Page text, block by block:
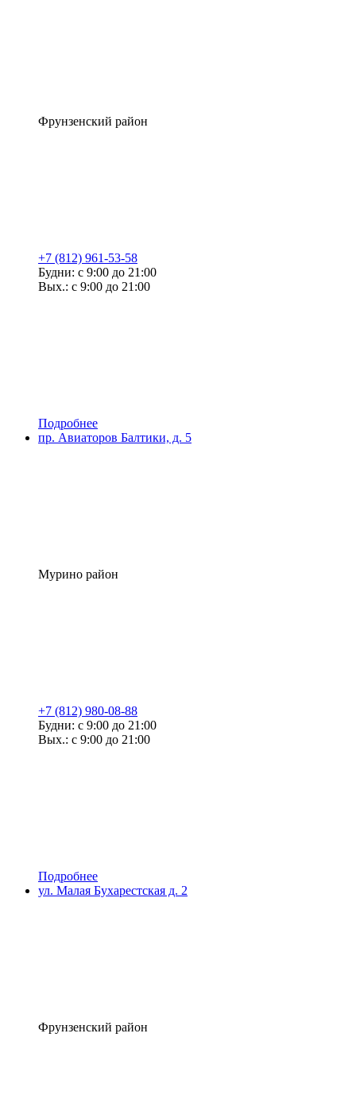
Фрунзенский район
+7 (812) 961-53-58
Будни: с 9:00 до 21:00
Вых.: с 9:00 до 21:00
Подробнее
пр. Авиаторов Балтики, д. 5
Мурино район
+7 (812) 980-08-88
Будни: с 9:00 до 21:00
Вых.: с 9:00 до 21:00
Подробнее
ул. Малая Бухарестская д. 2
Фрунзенский район